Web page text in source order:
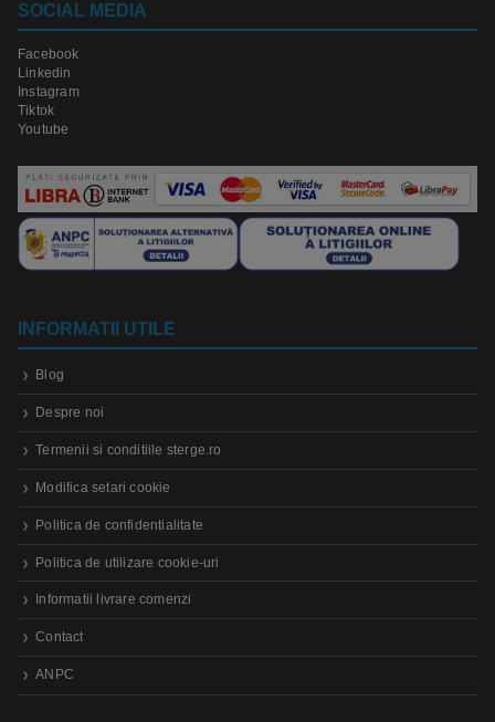
SOCIAL MEDIA
Facebook
Linkedin
Instagram
Tiktok
Youtube
INFORMATII UTILE
Blog
Despre noi
Termenii si conditiile sterge.ro
Modifica setari cookie
Politica de confidentialitate
Politica de utilizare cookie-uri
Informatii livrare comenzi
Contact
ANPC